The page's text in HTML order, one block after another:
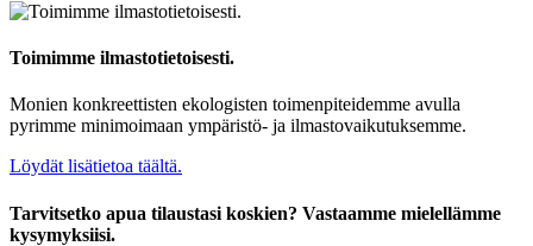
Toimimme ilmastotietoisesti.
Monien konkreettisten ekologisten toimenpiteidemme avulla
pyrimme minimoimaan ympäristö- ja ilmastovaikutuksemme.
Löydät lisätietoa täältä.
Tarvitsetko apua tilaustasi koskien? Vastaamme mielellämme
kysymyksiisi.